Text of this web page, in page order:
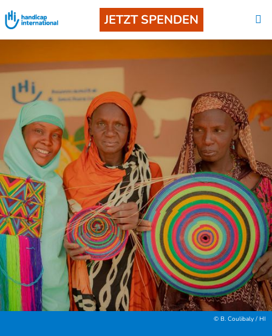
JETZT SPENDEN
© B. Coulibaly / HI